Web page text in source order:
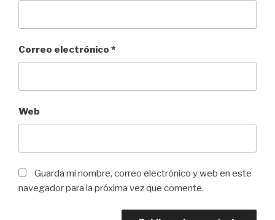
Correo electrónico *
Web
Guarda mi nombre, correo electrónico y web en este
navegador para la próxima vez que comente.